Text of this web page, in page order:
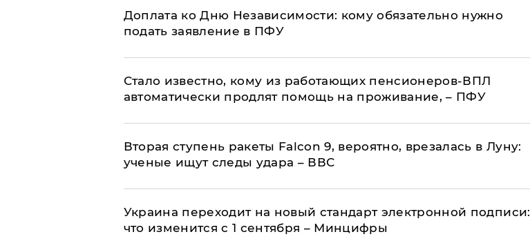
Доплата ко Дню Независимости: кому обязательно нужно
подать заявление в ПФУ
Стало известно, кому из работающих пенсионеров-ВПЛ
автоматически продлят помощь на проживание, – ПФУ
Вторая ступень ракеты Falcon 9, вероятно, врезалась в Луну:
ученые ищут следы удара – ВВС
Украина переходит на новый стандарт электронной подписи:
что изменится с 1 сентября – Минцифры